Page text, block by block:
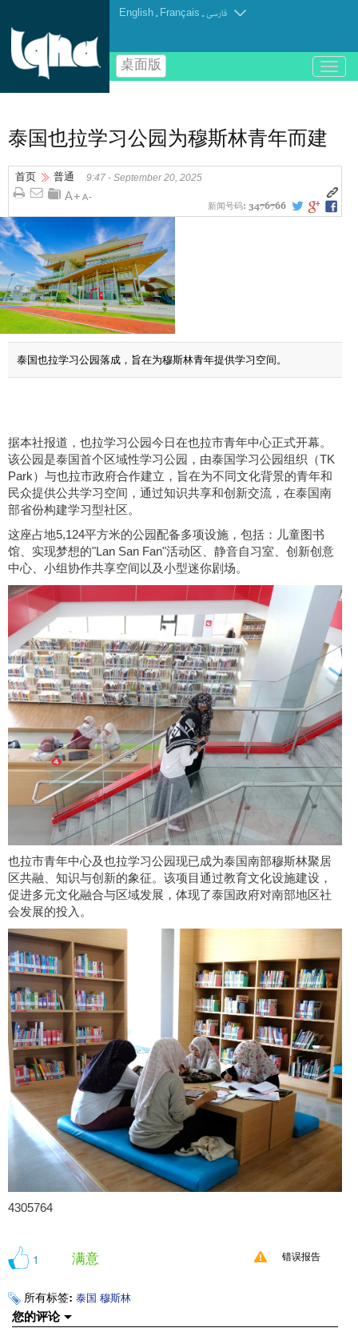
English . Français .فارسی
桌面版
باز
و
泰国也拉学习公园为穆斯林青年而建
首页 普通 9:47 - September 20, 2025
新闻号码: 3476766
泰国也拉学习公园落成，旨在为穆斯林青年提供学习空间。
据本社报道，也拉学习公园今日在也拉市青年中心正式开幕。
该公园是泰国首个区域性学习公园，由泰国学习公园组织（TK
Park）与也拉市政府合作建立，旨在为不同文化背景的青年和
民众提供公共学习空间，通过知识共享和创新交流，在泰国南
部省份构建学习型社区。
这座占地5,124平方米的公园配备多项设施，包括：儿童图书
馆、实现梦想的"Lan San Fan"活动区、静音自习室、创新创意
中心、小组协作共享空间以及小型迷你剧场。
也拉市青年中心及也拉学习公园现已成为泰国南部穆斯林聚居
区共融、知识与创新的象征。该项目通过教育文化设施建设，
促进多元文化融合与区域发展，体现了泰国政府对南部地区社
会发展的投入。
4305764
1 满意 错误报告
所有标签: 泰国 穆斯林
您的评论